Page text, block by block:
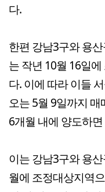
다.
한편 강남3구와 용
는 작년 10월 16일
다. 이에 따라 이들
오는 5월 9일까지
6개월 내에 양도하
이는 강남3구와 용
월에 조정대상지역